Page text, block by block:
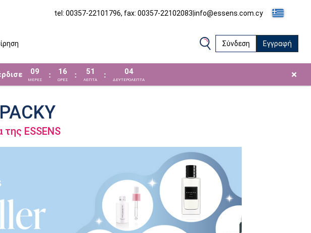
tel: 00357-22101796, fax: 00357-22102083|info@essens.com.cy
Σύνδεση Εγγραφή
09
ΜΈΡΕΣ
: 16
ΩΡΕΣ
: 51
ΛΕΠΤΑ
: 03
ΔΕΥΤΕΡΟΛΕΠΤΑ ×
ESSENS